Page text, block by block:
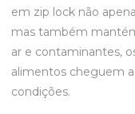
em zip lock não
mas também
ar e contaminantes,
alimentos cheguem
condições.